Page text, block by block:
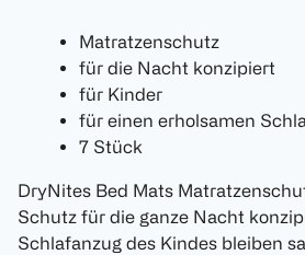
Matratzenschutz
für die Nacht konzipiert
für Kinder
für einen erholsamen
7 Stück
DryNites Bed Mats
Schutz für die ganze Nacht
Schlafanzug des Kindes bleiben